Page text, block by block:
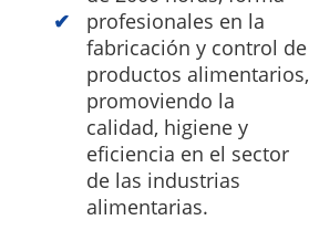
profesionales en la
fabricación y control de
productos alimentarios,
promoviendo la
calidad, higiene y
eficiencia en el sector
de las industrias
alimentarias.